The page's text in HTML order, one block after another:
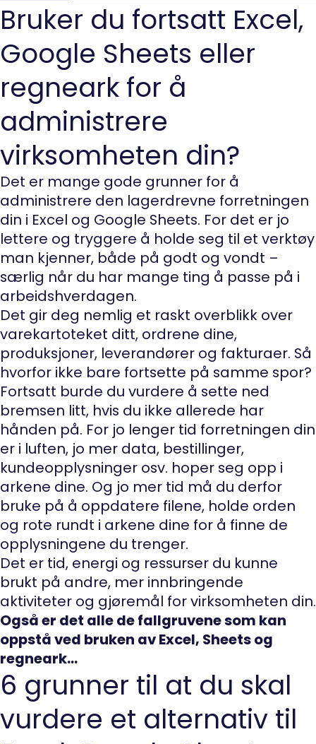
Bruker du fortsatt Excel,
Google Sheets eller
regneark for å
administrere
virksomheten din?
Det er mange gode grunner for å
administrere den lagerdrevne forretningen
din i Excel og Google Sheets. For det er jo
lettere og tryggere å holde seg til et verktøy
man kjenner, både på godt og vondt –
særlig når du har mange ting å passe på i
arbeidshverdagen.
Det gir deg nemlig et raskt overblikk over
varekartoteket ditt, ordrene dine,
produksjoner, leverandører og fakturaer. Så
hvorfor ikke bare fortsette på samme spor?
Fortsatt burde du vurdere å sette ned
bremsen litt, hvis du ikke allerede har
hånden på. For jo lenger tid forretningen din
er i luften, jo mer data, bestillinger,
kundeopplysninger osv. hoper seg opp i
arkene dine. Og jo mer tid må du derfor
bruke på å oppdatere filene, holde orden
og rote rundt i arkene dine for å finne de
opplysningene du trenger.
Det er tid, energi og ressurser du kunne
brukt på andre, mer innbringende
aktiviteter og gjøremål for virksomheten din.
Også er det alle de fallgruvene som kan
oppstå ved bruken av Excel, Sheets og
regneark…
6 grunner til at du skal
vurdere et alternativ til